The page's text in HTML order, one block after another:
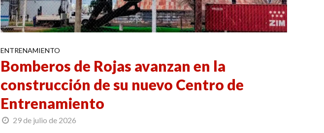
ENTRENAMIENTO
Bomberos de Rojas avanzan en la
construcción de su nuevo Centro de
Entrenamiento
29 de julio de 2026